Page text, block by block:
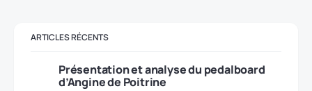
ARTICLES RÉCENTS
Présentation et analyse du pedalboard
d’Angine de Poitrine